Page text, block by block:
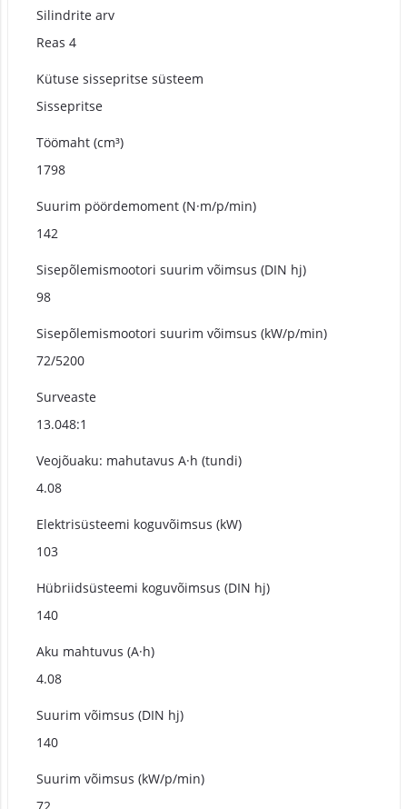
Silindrite arv
Reas 4
Kütuse sissepritse süsteem
Sissepritse
Töömaht (cm³)
1798
Suurim pöördemoment (N·m/p/min)
142
Sisepõlemismootori suurim võimsus (DIN hj)
98
Sisepõlemismootori suurim võimsus (kW/p/min)
72/5200
Surveaste
13.048:1
Veojõuaku: mahutavus A·h (tundi)
4.08
Elektrisüsteemi koguvõimsus (kW)
103
Hübriidsüsteemi koguvõimsus (DIN hj)
140
Aku mahtuvus (A·h)
4.08
Suurim võimsus (DIN hj)
140
Suurim võimsus (kW/p/min)